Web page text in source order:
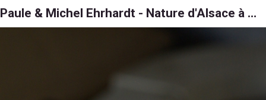
Paule & Michel Ehrhardt - Nature d'Alsace à 6, 8 et 1000 pattes